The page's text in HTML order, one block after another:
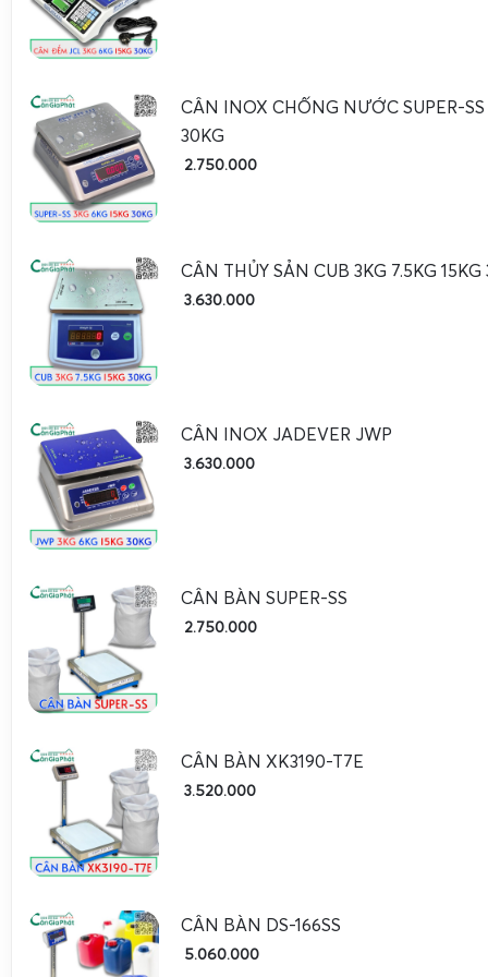
các nhà máy, kho bãi hoặc các khu vực sản xuất có nhu
Màn hình LED lớn treo tường giúp nhân viên vận hành và
Việc tích hợp màn hình LED với các loại cân này
chuyên nghiệp mà còn giúp tối ưu hóa quy trình kiểm soát
trong các môi trường công nghiệp đòi hỏi độ chính xác và
Cân Điện Tử Gia Phát: Nâng cấp cân điện tử cũ
Cân Điện Tử Gia Phát
tử cũ thành hệ thống cân điện tử thông minh, tích hợp
CÂN INOX CHỐNG NƯỚC SUPER-SS
30KG
2.750.000
CÂN THỦY SẢN CUB 3KG 7.5KG 15KG
3.630.000
CÂN INOX JADEVER JWP
3.630.000
CÂN BÀN SUPER-SS
2.750.000
CÂN BÀN XK3190-T7E
3.520.000
CÂN BÀN DS-166SS
5.060.000